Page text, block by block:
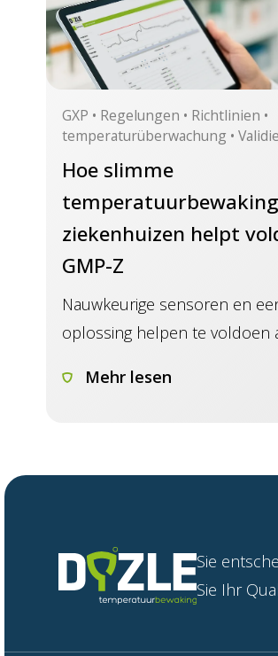
GXP • Regelungen • Richtlinien •
temperaturüberwachung •
Hoe slimme
temperatuurbewaking
ziekenhuizen helpt
GMP-Z
Nauwkeurige sensoren en
oplossing helpen te voldoen
Mehr lesen
Sie entsche
Sie Ihr Qua